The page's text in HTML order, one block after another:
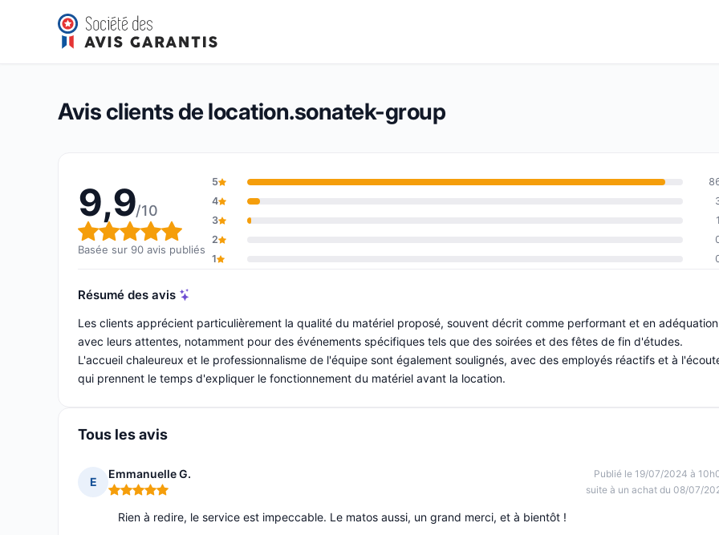
location.sonatek-group
Note globale : 9,9 sur 10
9,9/10(90 avis)
Avis clients de location.sonatek-group
9,9/10
Note globale : 9,9 sur 10
Basée sur 90 avis publiés
5
4
3
1
2
1
Résumé des avis
Les clients apprécient particulièrement la qualité du matériel proposé, souvent décrit comme performant et en adéquation
avec leurs attentes, notamment pour des événements spécifiques tels que des soirées et des fêtes de fin d'études.
L'accueil chaleureux et le professionnalisme de l'équipe sont également soulignés, avec des employés réactifs et à
qui prennent le temps d'expliquer le fonctionnement du matériel avant la location.
Tous les avis
E
Emmanuelle G.
Note : 5 sur 5
Publié le 19/07/2024 à
suite à un achat du 08/07/
Rien à redire, le service est impeccable. Le matos aussi, un grand merci, et à bientôt !